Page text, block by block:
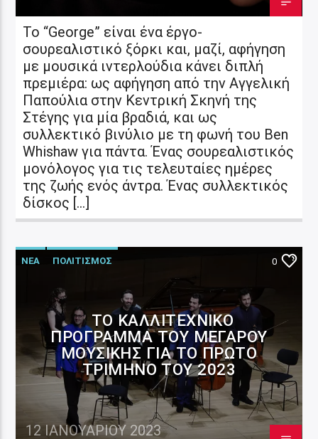
Το “George” είναι ένα έργο-
σουρεαλιστικό ξόρκι και, μαζί, αφήγηση
με μουσικά ιντερλούδια κάνει διπλή
πρεμιέρα: ως αφήγηση από την Αγγελική
Παπούλια στην Κεντρική Σκηνή της
Στέγης για μία βραδιά, και ως
συλλεκτικό βινύλιο με τη φωνή του Ben
Whishaw για πάντα. Ένας σουρεαλιστικός
μονόλογος για τις τελευταίες ημέρες
της ζωής ενός άντρα. Ένας συλλεκτικός
δίσκος […]
ΝΕΑ ΠΟΛΙΤΙΣΜΟΣ 0
ΤΟ ΚΑΛΛΙΤΕΧΝΙΚΌ
ΠΡΌΓΡΑΜΜΑ ΤΟΥ ΜΕΓΆΡΟΥ
ΜΟΥΣΙΚΉΣ ΓΙΑ ΤΟ ΠΡΏΤΟ
ΤΡΊΜΗΝΟ ΤΟΥ 2023
12 ΙΑΝΟΥΑΡΊΟΥ 2023